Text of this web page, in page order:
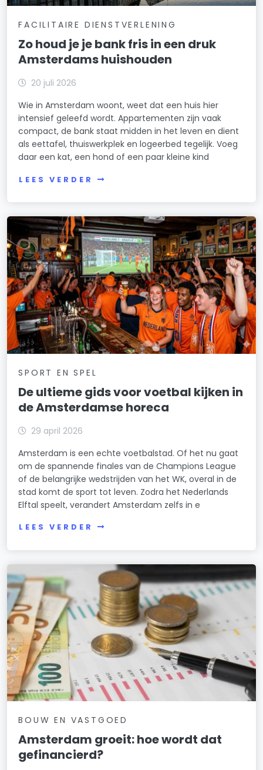
FACILITAIRE DIENSTVERLENING
Zo houd je je bank fris in een druk
Amsterdams huishouden
20 juli 2026
Wie in Amsterdam woont, weet dat een huis hier
intensief geleefd wordt. Appartementen zijn vaak
compact, de bank staat midden in het leven en dient
als eettafel, thuiswerkplek en logeerbed tegelijk. Voeg
daar een kat, een hond of een paar kleine kind
LEES VERDER
SPORT EN SPEL
De ultieme gids voor voetbal kijken in
de Amsterdamse horeca
29 april 2026
Amsterdam is een echte voetbalstad. Of het nu gaat
om de spannende finales van de Champions League
of de belangrijke wedstrijden van het WK, overal in de
stad komt de sport tot leven. Zodra het Nederlands
Elftal speelt, verandert Amsterdam zelfs in e
LEES VERDER
BOUW EN VASTGOED
Amsterdam groeit: hoe wordt dat
gefinancierd?